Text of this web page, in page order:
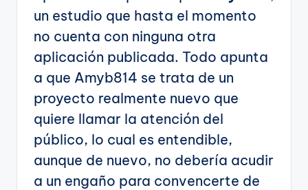
un estudio que hasta el momento
no cuenta con ninguna otra
aplicación publicada. Todo apunta
a que Amyb814 se trata de un
proyecto realmente nuevo que
quiere llamar la atención del
público, lo cual es entendible,
aunque de nuevo, no debería acudir
a un engaño para convencerte de